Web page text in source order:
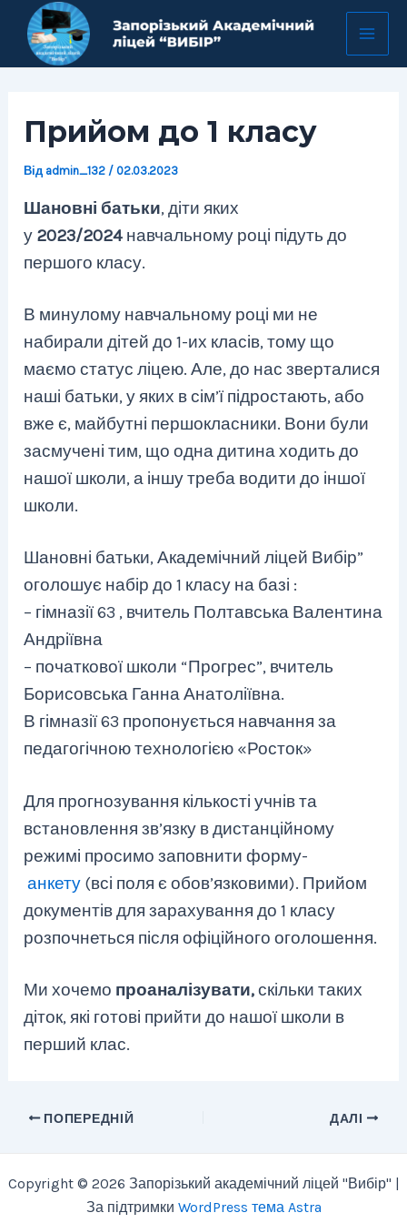
Перейти
вмісту
Прийом до 1 класу
Від admin_132 / 02.03.2023
Шановні батьки, діти яких
у 2023/2024 навчальному році підуть до
першого класу.
В минулому навчальному році ми не
набирали дітей до 1-их класів, тому що
маємо статус ліцею. Але, до нас зверталися
наші батьки, у яких в сім’ї підростають, або
вже є, майбутні першокласники. Вони були
засмучені тим, що одна дитина ходить до
нашої школи, а іншу треба водити до іншої
школи.
Шановні батьки, Академічний ліцей Вибір”
оголошує набір до 1 класу на базі :
– гімназії 63 , вчитель Полтавська Валентина
Андріївна
– початкової школи “Прогрес”, вчитель
Борисовська Ганна Анатоліївна.
В гімназії 63 пропонується навчання за
педагогічною технологією «Росток»
Для прогнозування кількості учнів та
встановлення зв’язку в дистанційному
режимі просимо заповнити форму-
анкету (всі поля є обов’язковими). Прийом
документів для зарахування до 1 класу
розпочнеться після офіційного оголошення.
Ми хочемо проаналізувати,скільки таких
діток, які готові прийти до нашої школи в
перший клас.
Навігація
запису
ПОПЕРЕДНІЙ ДАЛІ
Copyright © 2026 Запорізький академічний ліцей "Вибір" |
За підтримки WordPress тема Astra